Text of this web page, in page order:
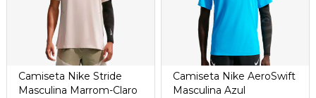
Camiseta Nike Stride
Masculina Marrom-Claro
Camiseta Nike AeroSwift
Masculina Azul